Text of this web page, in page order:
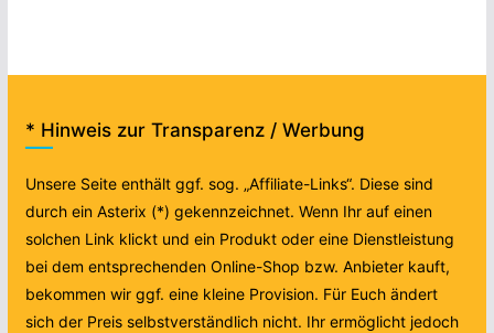
* Hinweis zur Transparenz / Werbung
Unsere Seite enthält ggf. sog. „Affiliate-Links“. Diese sind
durch ein Asterix (*) gekennzeichnet. Wenn Ihr auf einen
solchen Link klickt und ein Produkt oder eine Dienstleistung
bei dem entsprechenden Online-Shop bzw. Anbieter kauft,
bekommen wir ggf. eine kleine Provision. Für Euch ändert
sich der Preis selbstverständlich nicht. Ihr ermöglicht jedoch